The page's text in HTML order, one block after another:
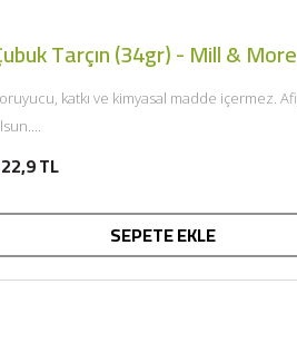
Tarçın (34gr) - Mill & More
katkı ve kimyasal madde içermez. Afiyet
TL
SEPETE EKLE